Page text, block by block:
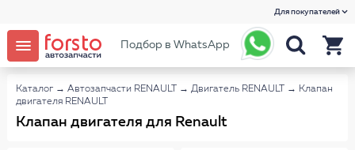
Для покупателей
Подбор в WhatsApp
Каталог → Автозапчасти RENAULT → Двигатель RENAULT → Клапан
двигателя RENAULT
Клапан двигателя для Renault